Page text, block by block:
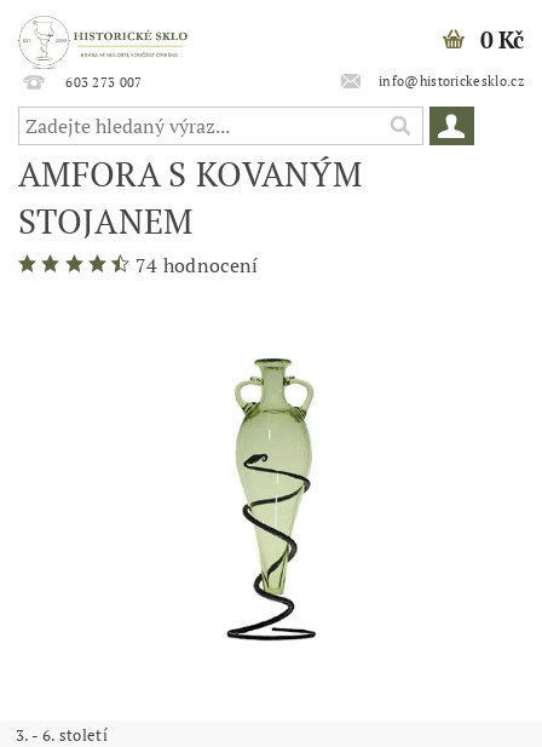
603 273 007 info@historickesklo.cz
0 Kč
AMFORA S KOVANÝM
STOJANEM
74 hodnocení
3. - 6. století